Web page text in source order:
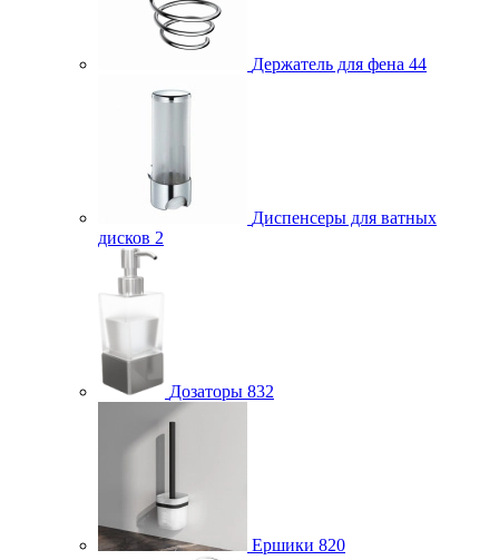
Держатель для фена 44
Диспенсеры для ватных
дисков 2
Дозаторы 832
Ершики 820